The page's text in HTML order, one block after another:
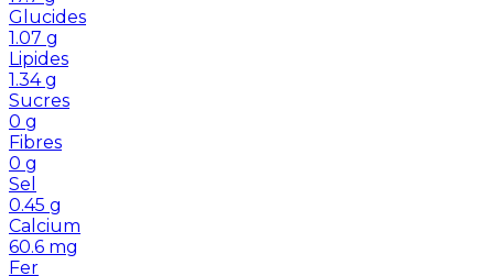
Glucides
1.07 g
Lipides
1.34 g
Sucres
0 g
Fibres
0 g
Sel
0.45 g
Calcium
60.6 mg
Fer